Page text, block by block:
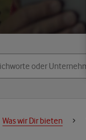
Was wir Dir bieten